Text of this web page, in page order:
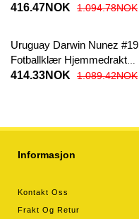
Copa America 2024
416.47NOK 1.094.78NOK
Uruguay Darwin Nunez #19
Fotballklær Hjemmedrakt
Dame Copa America 2024
414.33NOK 1.089.42NOK
Informasjon
Kontakt Oss
Frakt Og Retur